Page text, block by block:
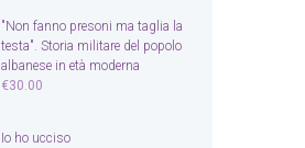
"Non fanno presoni ma taglia la
testa". Storia militare del popolo
albanese in età moderna
€30.00
Io ho ucciso